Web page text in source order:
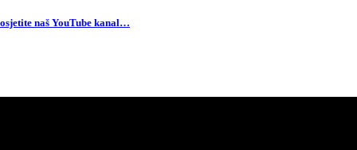
naš YouTube kanal…